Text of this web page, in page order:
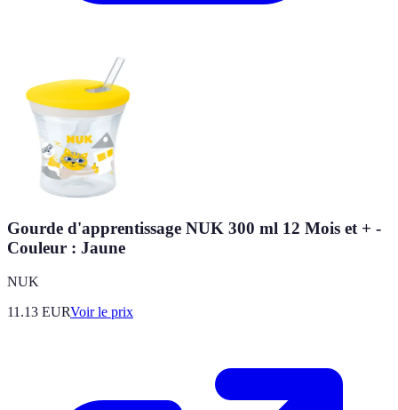
Gourde d'apprentissage NUK 300 ml 12 Mois et + -
Couleur : Jaune
NUK
11.13 EURVoir le prix